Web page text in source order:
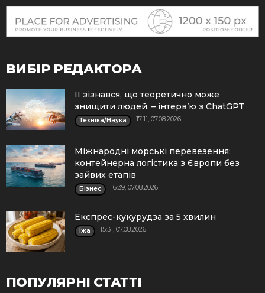
ВИБІР РЕДАКТОРА
ІІ зізнався, що теоретично може
знищити людей, – інтерв’ю з ChatGPT
Техніка/Наука 17:11, 07.08.2026
Міжнародні морські перевезення:
контейнерна логістика з Європи без
зайвих етапів
Бізнес 16:39, 07.08.2026
Експрес-кукурудза за 5 хвилин
Їжа 15:31, 07.08.2026
ПОПУЛЯРНІ СТАТТІ